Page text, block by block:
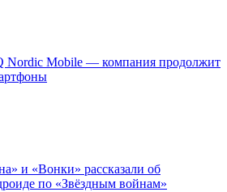
Nordic Mobile — компания продолжит
и «Вонки» рассказали об
по «Звёздным войнам»